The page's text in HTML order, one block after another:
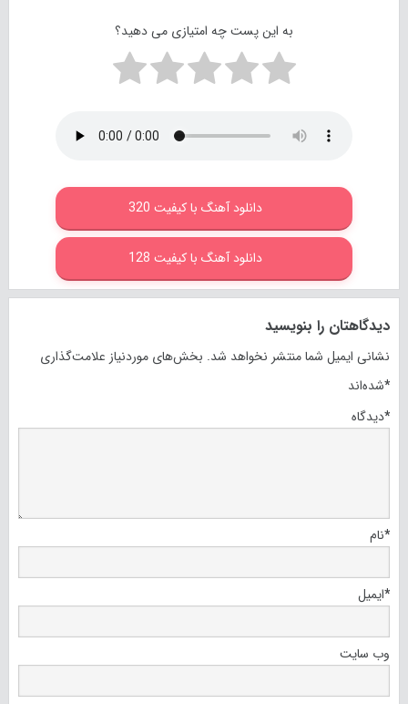
به این پست چه امتیازی می دهید؟
دانلود آهنگ با کیفیت 320
دانلود آهنگ با کیفیت 128
دیدگاهتان را بنویسید
نشانی ایمیل شما منتشر نخواهد شد. بخش‌های موردنیاز علامت‌گذاری
شده‌اند*
دیدگاه*
نام*
ایمیل*
وب‌ سایت